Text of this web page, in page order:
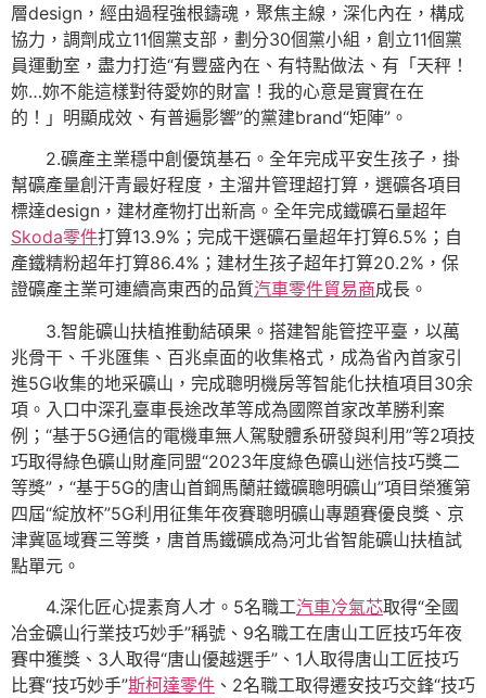
層design，經由過程強根鑄魂，聚焦主線，深化內在，構成
協力，調劑成立11個黨支部，劃分30個黨小組，創立11個黨
員運動室，盡力打造“有豐盛內在、有特點做法、有「天秤！
妳…妳不能這樣對待愛妳的財富！我的心意是實實在在
的！」明顯成效、有普遍影響”的黨建brand“矩陣”。
2.礦產主業穩中創優筑基石。全年完成平安生孩子，掛
幫礦產量創汗青最好程度，主溜井管理超打算，選礦各項目
標達design，建材產物打出新高。全年完成鐵礦石量超年
Skoda零件打算13.9%；完成干選礦石量超年打算6.5%；自
產鐵精粉超年打算86.4%；建材生孩子超年打算20.2%，保
證礦產主業可連續高東西的品質汽車零件貿易商成長。
3.智能礦山扶植推動結碩果。搭建智能管控平臺，以萬
兆骨干、千兆匯集、百兆桌面的收集格式，成為省內首家引
進5G收集的地采礦山，完成聰明機房等智能化扶植項目30余
項。入口中深孔臺車長途改革等成為國際首家改革勝利案
例；“基于5G通信的電機車無人駕駛體系研發與利用”等2項技
巧取得綠色礦山財產同盟“2023年度綠色礦山迷信技巧獎二
等獎”，“基于5G的唐山首鋼馬蘭莊鐵礦聰明礦山”項目榮獲第
四屆“綻放杯”5G利用征集年夜賽聰明礦山專題賽優良獎、京
津冀區域賽三等獎，唐首馬鐵礦成為河北省智能礦山扶植試
點單元。
4.深化匠心提素育人才。5名職工汽車冷氣芯取得“全國
冶金礦山行業技巧妙手”稱號、9名職工在唐山工匠技巧年夜
賽中獲獎、3人取得“唐山優越選手”、1人取得唐山工匠技巧
比賽“技巧妙手”斯柯達零件 、2名職工取得遷安技巧交鋒“技巧